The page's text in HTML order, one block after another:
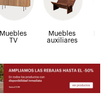
Muebles
TV
Muebles
auxiliares